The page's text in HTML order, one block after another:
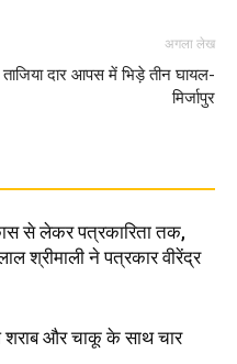
अगला लेख
ताजिया दार आपस में भिड़े तीन घायल-
मिर्जापुर
से लेकर पत्रकारिता तक,
श्रीमाली ने पत्रकार वीरेंद्र
और चाकू के साथ चार